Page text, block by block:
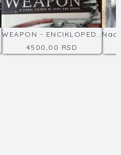
WEAPON - ENCIKLOPEDIJA NAORUŽANJA
4500,00 RSD